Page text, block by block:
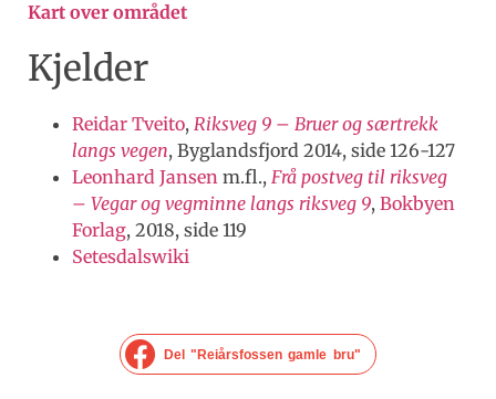
Kart over området
Kjelder
Reidar Tveito, Riksveg 9 – Bruer og særtrekk
langs vegen, Byglandsfjord 2014, side 126-127
Leonhard Jansen m.fl., Frå postveg til riksveg
– Vegar og vegminne langs riksveg 9, Bokbyen
Forlag, 2018, side 119
Setesdalswiki
Del "Reiårsfossen gamle bru"